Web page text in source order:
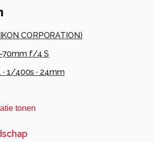
CORPORATION)
70mm f/4 S
1/400s · 24mm
tonen